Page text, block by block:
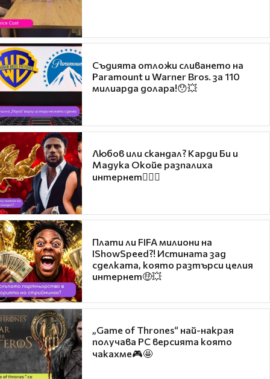
Съдията отложи сливането на
Paramount и Warner Bros. за 110
милиарда долара!😯💥
Любов или скандал? Карди Би и
Мадука Окойе разпалиха
интернет❤️‍🔥🔥
Плати ли FIFA милиони на
IShowSpeed?! Истината зад
сделката, която разтърси целия
интернет🤑💥
„Game of Thrones“ най-накрая
получава PC версията която
чакахме🎮🤩